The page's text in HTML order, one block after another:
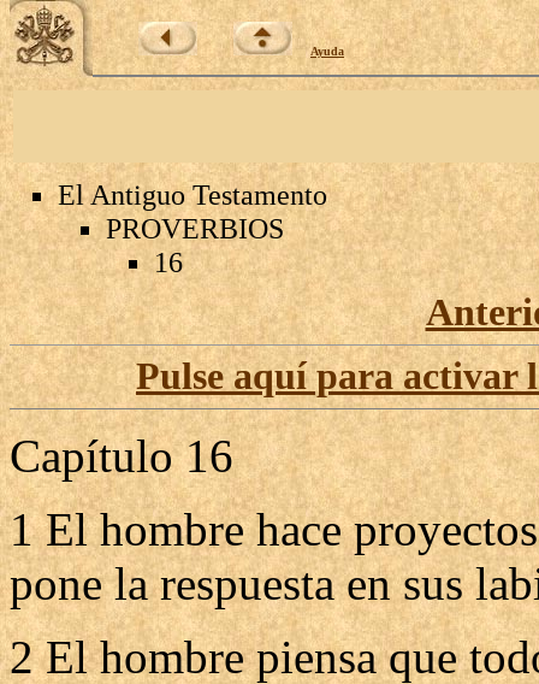
Ayuda
El Antiguo Testamento
PROVERBIOS
16
Pulse aquí para activar
Capítulo 16
1 El hombre hace
pone la respuesta en sus
2 El hombre piensa que